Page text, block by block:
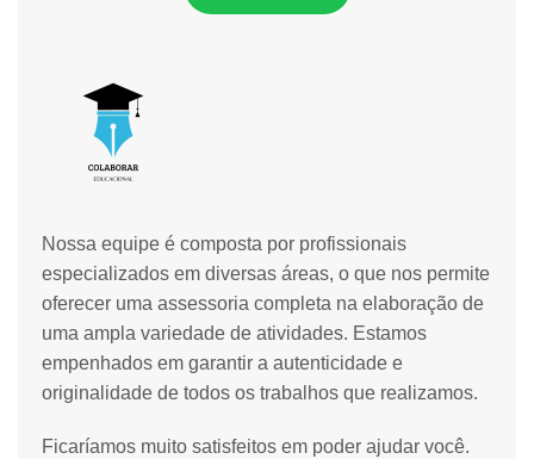
Nossa equipe é composta por profissionais
especializados em diversas áreas, o que nos permite
oferecer uma assessoria completa na elaboração de
uma ampla variedade de atividades. Estamos
empenhados em garantir a autenticidade e
originalidade de todos os trabalhos que realizamos.
Ficaríamos muito satisfeitos em poder ajudar você.